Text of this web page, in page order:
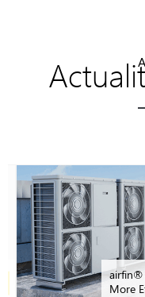
airfin®
More